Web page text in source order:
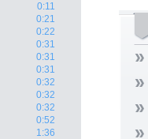
0:11
0:21
0:22
0:31
0:31
0:31
0:32
0:32
0:32
0:52
1:36